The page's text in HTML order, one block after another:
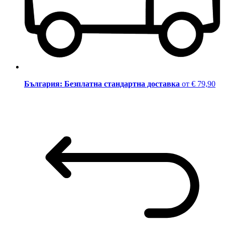
България: Безплатна стандартна доставка от € 79,90